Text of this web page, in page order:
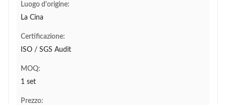
Luogo d'origine:
La Cina
Certificazione:
ISO / SGS Audit
MOQ:
1 set
Prezzo: